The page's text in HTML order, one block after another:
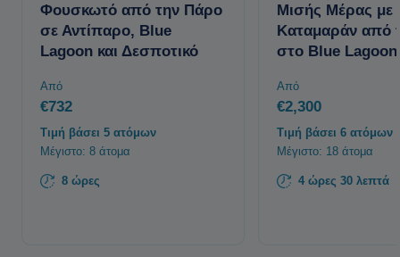
Φουσκωτό από την Πάρο
σε Αντίπαρο, Blue
Lagoon και Δεσποτικό
Από
€732
Τιμή βάσει 5 ατόμων
Μέγιστο: 8 άτομα
8 ώρες
Μισής Μέρας με
Καταμαράν από
στο Blue Lagoon
Από
€2,300
Τιμή βάσει 6 ατόμων
Μέγιστο: 18 άτομα
4 ώρες 30 λεπτά